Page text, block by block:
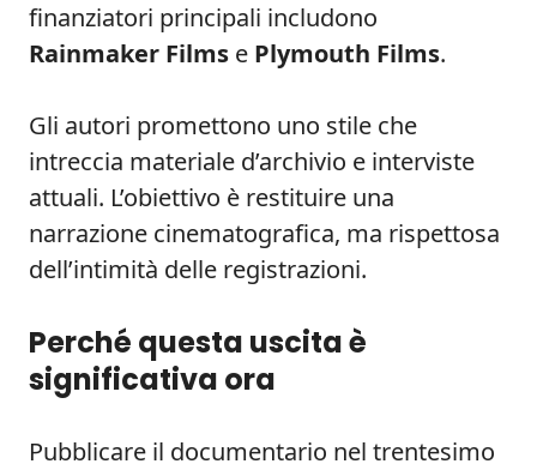
finanziatori principali includono
Rainmaker Films e Plymouth Films.
Gli autori promettono uno stile che
intreccia materiale d’archivio e interviste
attuali. L’obiettivo è restituire una
narrazione cinematografica, ma rispettosa
dell’intimità delle registrazioni.
Perché questa uscita è
significativa ora
Pubblicare il documentario nel trentesimo